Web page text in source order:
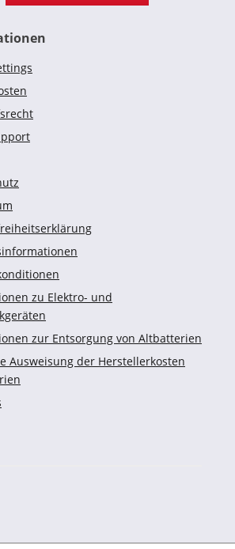
zu Elektro- und
zur Entsorgung von Altbatterien
Ausweisung der Herstellerkosten